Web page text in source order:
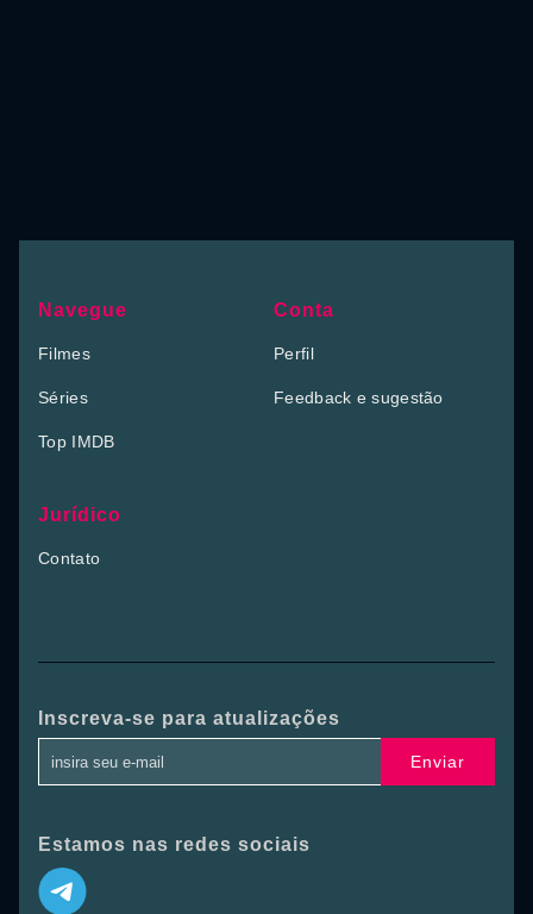
Navegue
Filmes
Séries
Top IMDB
Conta
Perfil
Feedback e sugestão
Jurídico
Contato
Inscreva-se para atualizações
Enviar
Estamos nas redes sociais